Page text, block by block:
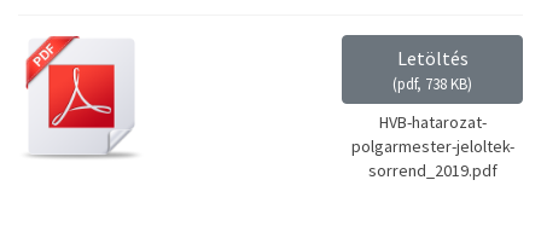
Letöltés
(pdf, 738 KB)
HVB-hatarozat-
polgarmester-jeloltek-
sorrend_2019.pdf